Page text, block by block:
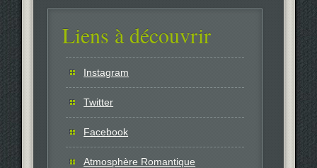
Liens à découvrir
Instagram
Twitter
Facebook
Atmosphère Romantique